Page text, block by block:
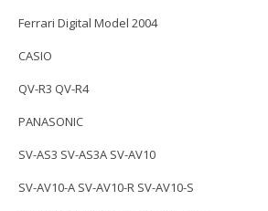
Ferrari Digital Model 2004
CASIO
QV-R3 QV-R4
PANASONIC
SV-AS3 SV-AS3A SV-AV10
SV-AV10-A SV-AV10-R SV-AV10-S